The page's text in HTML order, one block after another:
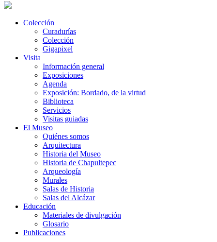
Colección
Curadurías
Colección
Gigapixel
Visita
Información general
Exposiciones
Agenda
Exposición: Bordado, de la virtud
Biblioteca
Servicios
Visitas guiadas
El Museo
Quiénes somos
Arquitectura
Historia del Museo
Historia de Chapultepec
Arqueología
Murales
Salas de Historia
Salas del Alcázar
Educación
Materiales de divulgación
Glosario
Publicaciones